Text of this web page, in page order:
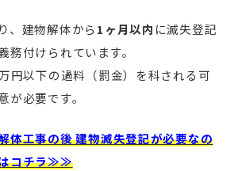
、建物解体から 1ヶ月以内 に滅失登記
務付けられています。
円以下の過料（罰金）を科される可
が必要です。
体工事の後 建物滅失登記が必要なの
はコチラ≫≫